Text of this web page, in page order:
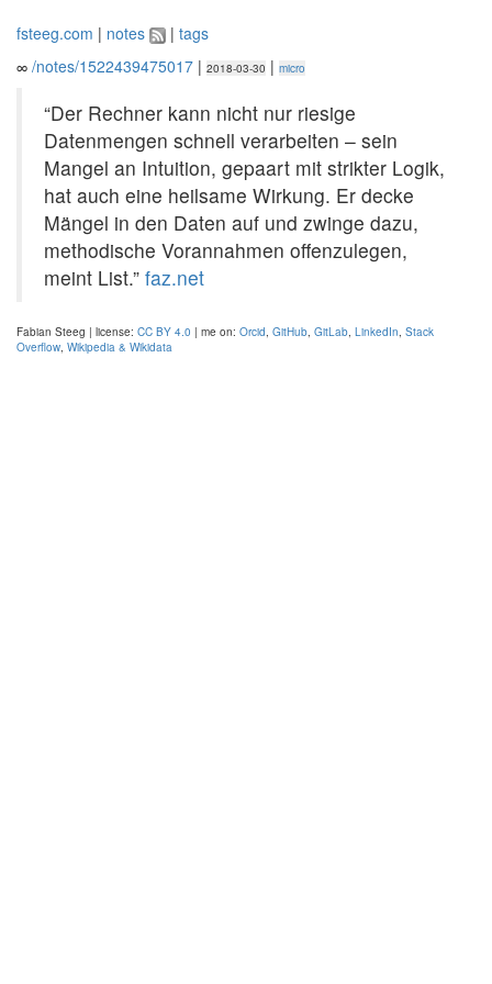
fsteeg.com | notes | tags
∞ /notes/1522439475017 | 2018-03-30 | micro
“Der Rechner kann nicht nur riesige
Datenmengen schnell verarbeiten – sein
Mangel an Intuition, gepaart mit strikter Logik,
hat auch eine heilsame Wirkung. Er decke
Mängel in den Daten auf und zwinge dazu,
methodische Vorannahmen offenzulegen,
meint List.” faz.net
Fabian Steeg | license: CC BY 4.0 | me on: Orcid, GitHub, GitLab, LinkedIn, Stack
Overflow, Wikipedia & Wikidata